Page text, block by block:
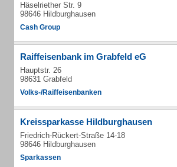
Häselriether Str. 9
98646 Hildburghausen
Cash Group
Raiffeisenbank im Grabfeld eG
Hauptstr. 26
98631 Grabfeld
Volks-/Raiffeisenbanken
Kreissparkasse Hildburghausen
Friedrich-Rückert-Straße 14-18
98646 Hildburghausen
Sparkassen